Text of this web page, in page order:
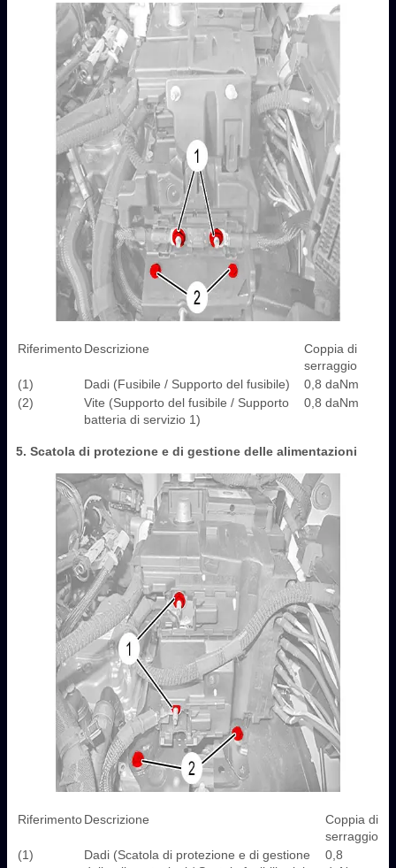
RiferimentoDescrizione
Coppia di
serraggio
(1)
Dadi (Fusibile / Supporto del fusibile)
0,8 daNm
(2)
Vite (Supporto del fusibile / Supporto
batteria di servizio 1)
0,8 daNm
5. Scatola di protezione e di gestione delle alimentazioni
RiferimentoDescrizione
Coppia di
serraggio
(1)
Dadi (Scatola di protezione e di gestione
0,8